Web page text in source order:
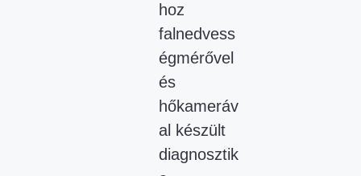
hoz
falnedvess
égmérővel
és
hőkameráv
al készült
diagnosztik